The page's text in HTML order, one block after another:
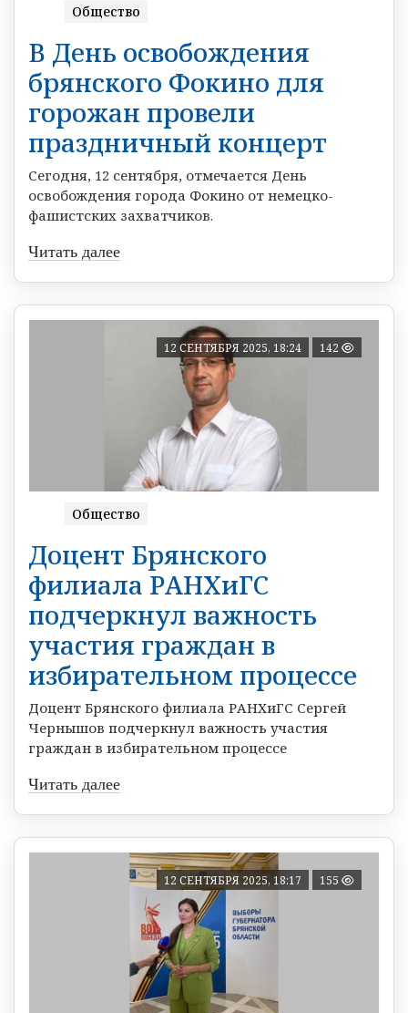
Общество
В День освобождения
брянского Фокино для
горожан провели
праздничный концерт
Сегодня, 12 сентября, отмечается День
освобождения города Фокино от немецко-
фашистских захватчиков.
Читать далее
12 СЕНТЯБРЯ 2025, 18:24 142
Общество
Доцент Брянского
филиала РАНХиГС
подчеркнул важность
участия граждан в
избирательном процессе
Доцент Брянского филиала РАНХиГС Сергей
Чернышов подчеркнул важность участия
граждан в избирательном процессе
Читать далее
12 СЕНТЯБРЯ 2025, 18:17 155